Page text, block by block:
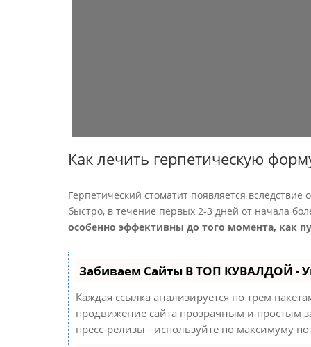
Как лечить герпетическую
Герпетический стоматит появляется
быстро, в течение первых 2-3 дней от начала
особенно эффективны до того момента, как
Забиваем Сайты В ТОП КУВАЛДОЙ -
Каждая ссылка анализируется по трем
продвижение сайта прозрачным и простым
пресс-релизы - используйте по максимуму